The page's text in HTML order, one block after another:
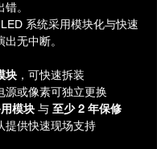
。
系统采用模块化与快速
无中断。
块 ，可快速拆装
源或像素可独立更换
模块 与 至少 2 年保修
提供快速现场支持